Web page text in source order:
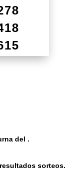
del .
sorteos.